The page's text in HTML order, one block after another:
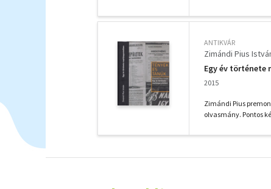
ANTIKVÁR
Zimándi Pius
Egy év története
2015
Zimándi Pius
olvasmány. Pontos